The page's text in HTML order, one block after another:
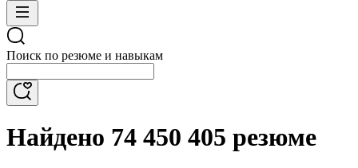
Поиск по резюме и навыкам
Найдено 74 450 405 резюме